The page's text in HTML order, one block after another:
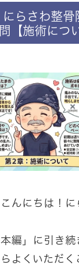
らさわ整骨
【施術につ
んにちは！に
編」に引き続
よくいただく